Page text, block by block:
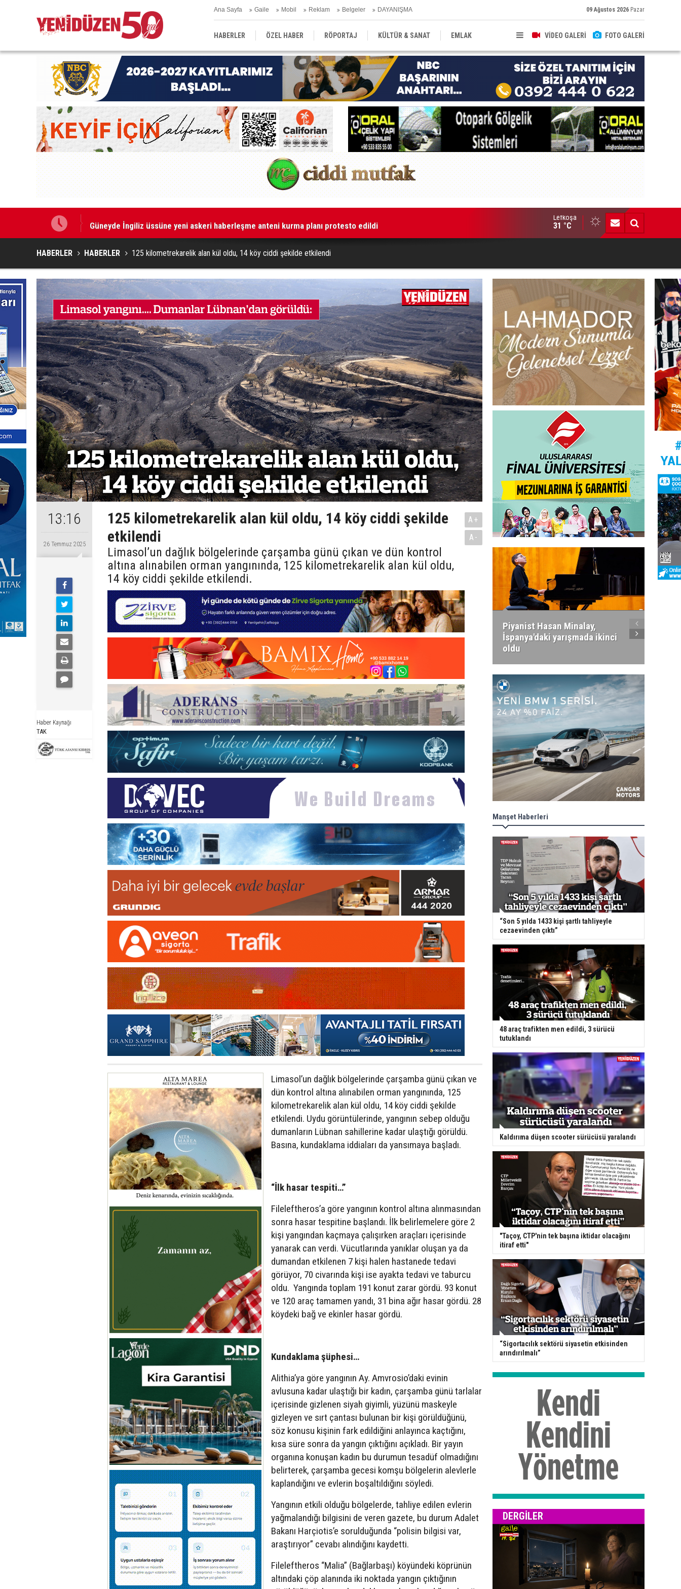
Ana Sayfa Gaile Mobil Reklam Belgeler DAYANIŞMA 09 Ağustos 2026 Pazar
VİDEO GALERİ FOTO GALERİ
HABERLER ÖZEL HABER RÖPORTAJ KÜLTÜR & SANAT EMLAK
EĞİTİM YEREL YÖNETİM DERGİLER SEKTÖR
Güneyde İngiliz üssüne yeni askeri haberleşme anteni kurma planı protesto edildi Aracında gümrüğe beyan edilmemiş gıda ürünleri bulunan şahsa
Lefkoşa
31 °C
HABERLER HABERLER 125 kilometrekarelik alan kül oldu, 14 köy ciddi şekilde etkilendi
13:16
26 Temmuz 2025
Haber Kaynağı
TAK
125 kilometrekarelik alan kül oldu, 14 köy ciddi şekilde
etkilendi
Limasol’un dağlık bölgelerinde çarşamba günü çıkan ve dün kontrol
altına alınabilen orman yangınında, 125 kilometrekarelik alan kül oldu,
14 köy ciddi şekilde etkilendi.
A+
A-
Limasol’un dağlık bölgelerinde çarşamba günü çıkan ve
dün kontrol altına alınabilen orman yangınında, 125
kilometrekarelik alan kül oldu, 14 köy ciddi şekilde
etkilendi. Uydu görüntülerinde, yangının sebep olduğu
dumanların Lübnan sahillerine kadar ulaştığı görüldü.
Basına, kundaklama iddiaları da yansımaya başladı.
“İlk hasar tespiti…”
Fileleftheros’a göre yangının kontrol altına alınmasından
sonra hasar tespitine başlandı. İlk belirlemelere göre 2
kişi yangından kaçmaya çalışırken araçları içerisinde
yanarak can verdi. Vücutlarında yanıklar oluşan ya da
dumandan etkilenen 7 kişi halen hastanede tedavi
görüyor, 70 civarında kişi ise ayakta tedavi ve taburcu
oldu. Yangında toplam 191 konut zarar gördü. 93 konut
ve 120 araç tamamen yandı, 31 bina ağır hasar gördü. 28
köydeki bağ ve ekinler hasar gördü.
Kundaklama şüphesi…
Alithia’ya göre yangının Ay. Amvrosio’daki evinin
avlusuna kadar ulaştığı bir kadın, çarşamba günü tarlalar
içerisinde gizlenen siyah giyimli, yüzünü maskeyle
gizleyen ve sırt çantası bulunan bir kişi görüldüğünü,
söz konusu kişinin fark edildiğini anlayınca kaçtığını,
kısa süre sonra da yangın çıktığını açıkladı. Bir yayın
organına konuşan kadın bu durumun tesadüf olmadığını
belirterek, çarşamba gecesi komşu bölgelerin alevlerle
kaplandığını ve evlerin boşaltıldığını söyledi.
Yangının etkili olduğu bölgelerde, tahliye edilen evlerin
yağmalandığı bilgisini de veren gazete, bu durum Adalet
Bakanı Harçiotis’e sorulduğunda “polisin bilgisi var,
araştırıyor” cevabı alındığını kaydetti.
Fileleftheros “Malia” (Bağlarbaşı) köyündeki köprünün
altındaki çöp alanında iki noktada yangın çıktığının
Piyanist Hasan Minalay,
İspanya'daki yarışmada ikinci
oldu
Manşet Haberleri
“Son 5 yılda 1433 kişi şartlı tahliyeyle
cezaevinden çıktı”
48 araç trafikten men edildi, 3 sürücü
tutuklandı
Kaldırıma düşen scooter sürücüsü yaralandı
"Taçoy, CTP'nin tek başına iktidar olacağını
itiraf etti"
“Sigortacılık sektörü siyasetin etkisinden
arındırılmalı”
DERGILER